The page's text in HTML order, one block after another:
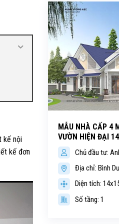
MẪU NHÀ CẤP 4
VƯỜN HIỆN ĐẠI
Chủ đầu tư:
Địa chỉ: Bình
Diện tích:
Số tầng: 1
kế nội
kế đơn